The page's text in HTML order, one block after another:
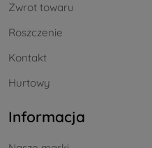
Zwrot towaru
Roszczenie
Kontakt
Hurtowy
Informacja